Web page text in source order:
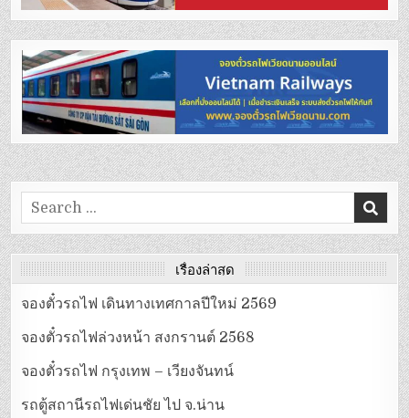
Search
for:
เรื่องล่าสุด
จองตั๋วรถไฟ เดินทางเทศกาลปีใหม่ 2569
จองตั๋วรถไฟล่วงหน้า สงกรานต์ 2568
จองตั๋วรถไฟ กรุงเทพ – เวียงจันทน์
รถตู้สถานีรถไฟเด่นชัย ไป จ.น่าน